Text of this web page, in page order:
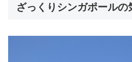
ざっくりシンガポールの